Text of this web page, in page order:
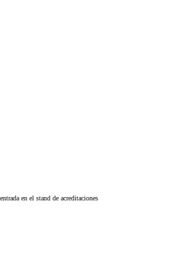
en el stand de acreditaciones